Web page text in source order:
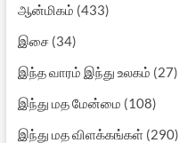
ஆன்மிகம் (433)
இசை(34)
இந்த வாரம் இந்து உலகம் (27)
இந்து மத மேன்மை (108)
இந்து மத விளக்கங்கள்(290)